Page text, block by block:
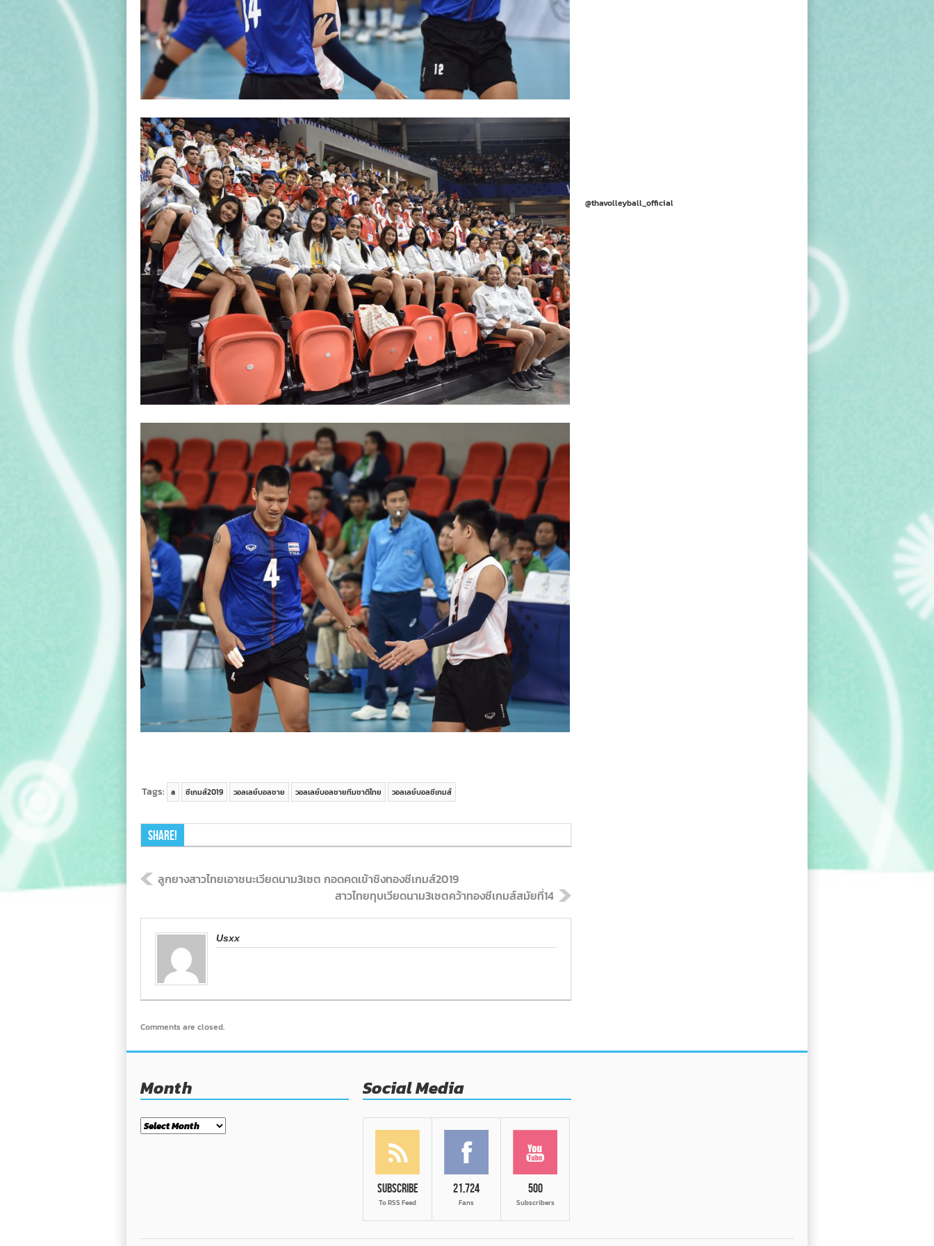
Tags: a ซีเกมส์2019 วอลเลย์บอลชาย วอลเลย์บอลชายทีมชาติไทย วอลเลย์บอลซีเกมส์
Share!
ลูกยางสาวไทยเอาชนะเวียดนาม3เซต กอดคดเข้าชิงทองซีเกมส์2019
สาวไทยทุบเวียดนาม3เซตคว้าทองซีเกมส์สมัยที่14
Usxx
Comments are closed.
@thavolleyball_official
Month
Month
Social Media
Subscribe
To RSS Feed
21,724
Fans
500
Subscribers